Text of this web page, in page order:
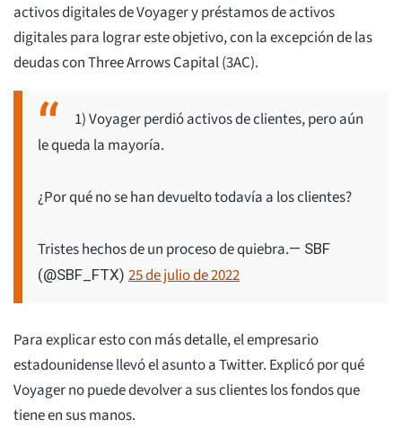
activos digitales de Voyager y préstamos de activos
digitales para lograr este objetivo, con la excepción de las
deudas con Three Arrows Capital (3AC).
1) Voyager perdió activos de clientes, pero aún
le queda la mayoría.
¿Por qué no se han devuelto todavía a los clientes?
Tristes hechos de un proceso de quiebra.— SBF
(@SBF_FTX) 25 de julio de 2022
Para explicar esto con más detalle, el empresario
estadounidense llevó el asunto a Twitter. Explicó por qué
Voyager no puede devolver a sus clientes los fondos que
tiene en sus manos.